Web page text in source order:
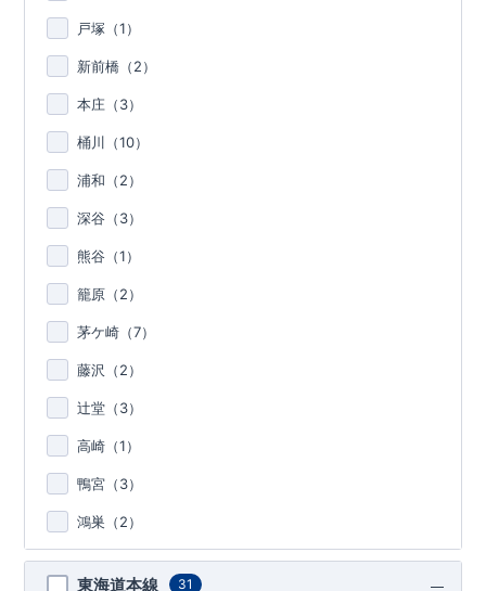
戸塚（1）
新前橋（2）
本庄（3）
桶川（10）
浦和（2）
深谷（3）
熊谷（1）
籠原（2）
茅ケ崎（7）
藤沢（2）
辻堂（3）
高崎（1）
鴨宮（3）
鴻巣（2）
東海道本線 31